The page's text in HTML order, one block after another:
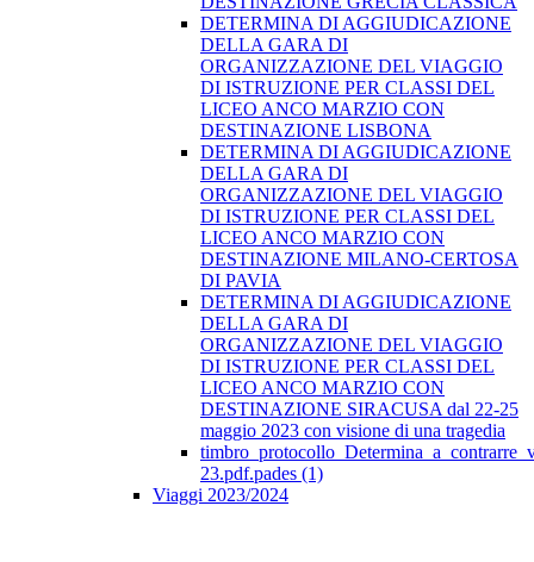
DETERMINA DI AGGIUDICAZIONE
DELLA GARA DI
ORGANIZZAZIONE DEL VIAGGIO
DI ISTRUZIONE PER CLASSI DEL
LICEO ANCO MARZIO CON
DESTINAZIONE LISBONA
DETERMINA DI AGGIUDICAZIONE
DELLA GARA DI
ORGANIZZAZIONE DEL VIAGGIO
DI ISTRUZIONE PER CLASSI DEL
LICEO ANCO MARZIO CON
DESTINAZIONE MILANO-CERTOSA
DI PAVIA
DETERMINA DI AGGIUDICAZIONE
DELLA GARA DI
ORGANIZZAZIONE DEL VIAGGIO
DI ISTRUZIONE PER CLASSI DEL
LICEO ANCO MARZIO CON
DESTINAZIONE SIRACUSA dal 22-25
maggio 2023 con visione di una tragedia
23.pdf.pades (1)
Viaggi 2023/2024